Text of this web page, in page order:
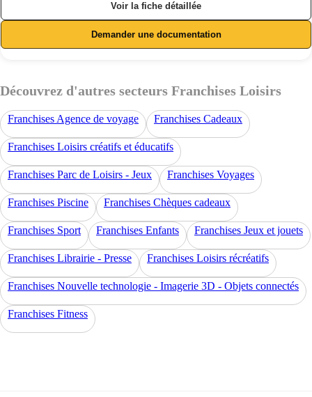
Voir la fiche détaillée
Demander une documentation
Découvrez d'autres secteurs Franchises Loisirs
Franchises Agence de voyage Franchises Cadeaux
Franchises Loisirs créatifs et éducatifs
Franchises Parc de Loisirs - Jeux Franchises Voyages
Franchises Piscine Franchises Chèques cadeaux
Franchises Sport Franchises Enfants Franchises Jeux et jouets
Franchises Librairie - Presse Franchises Loisirs récréatifs
Franchises Nouvelle technologie - Imagerie 3D - Objets connectés
Franchises Fitness